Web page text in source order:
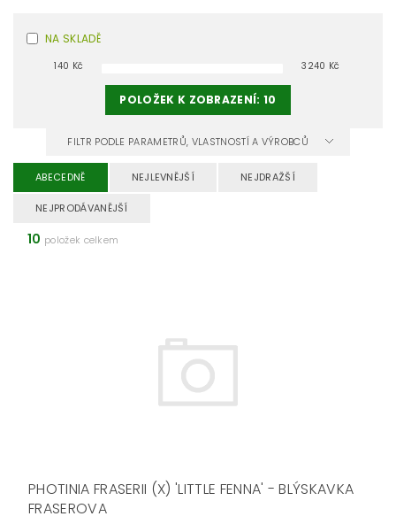
NA SKLADĚ
140 Kč 3240 Kč
POLOŽEK K ZOBRAZENÍ:10
FILTR PODLE PARAMETRŮ, VLASTNOSTÍ A VÝROBCŮ
ABECEDNĚ NEJLEVNĚJŠÍ NEJDRAŽŠÍ
NEJPRODÁVANĚJŠÍ
10 položek celkem
PHOTINIA FRASERII (X) 'LITTLE FENNA' - BLÝSKAVKA
FRASEROVA